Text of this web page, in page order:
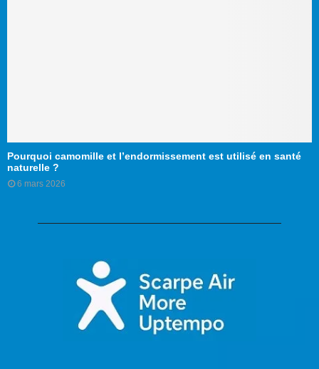
Pourquoi camomille et l’endormissement est utilisé en santé
naturelle ?
6 mars 2026